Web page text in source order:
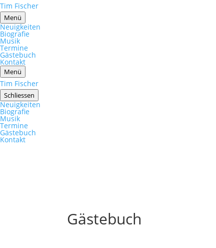
Tim Fischer
Menü
Neuigkeiten
Biografie
Musik
Termine
Gästebuch
Kontakt
Menü
Tim Fischer
Schliessen
Neuigkeiten
Biografie
Musik
Termine
Gästebuch
Kontakt
Gästebuch